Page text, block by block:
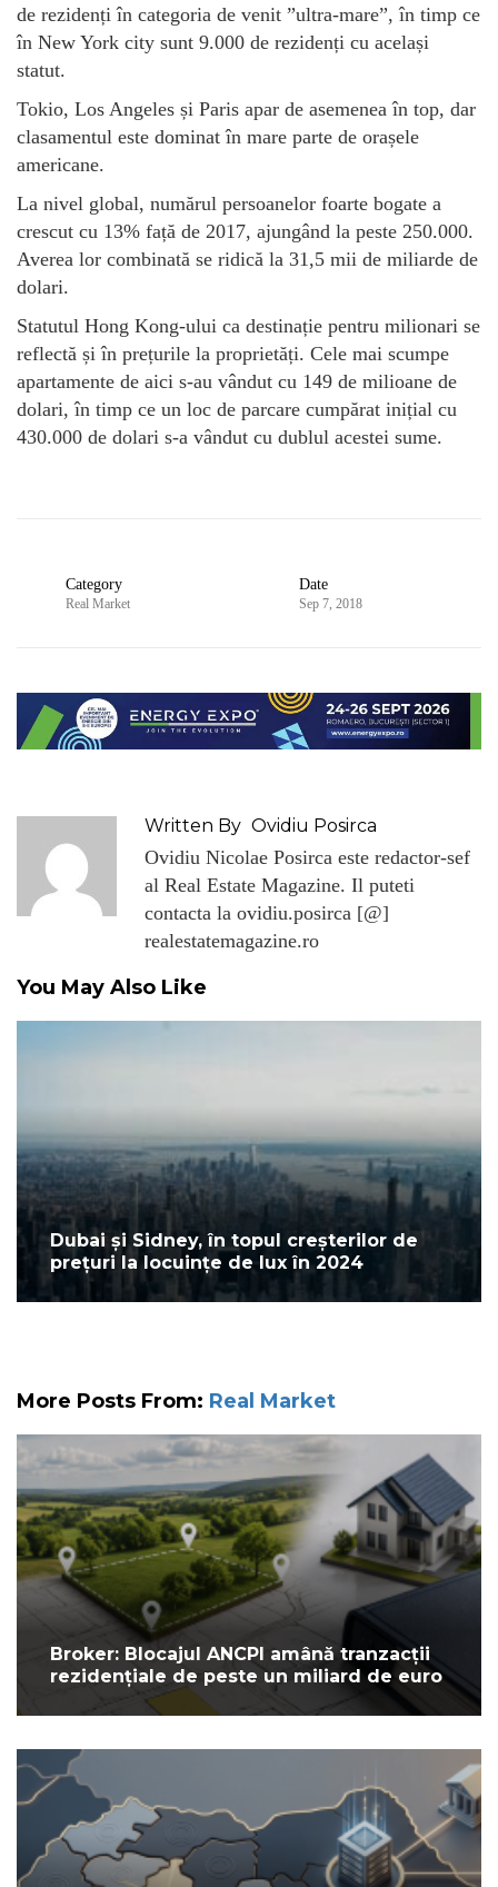
de rezidenți în categoria de venit ”ultra-mare”, în timp ce
în New York city sunt 9.000 de rezidenți cu același
statut.
Tokio, Los Angeles și Paris apar de asemenea în top, dar
clasamentul este dominat în mare parte de orașele
americane.
La nivel global, numărul persoanelor foarte bogate a
crescut cu 13% față de 2017, ajungând la peste 250.000.
Averea lor combinată se ridică la 31,5 mii de miliarde de
dolari.
Statutul Hong Kong-ului ca destinație pentru milionari se
reflectă și în prețurile la proprietăți. Cele mai scumpe
apartamente de aici s-au vândut cu 149 de milioane de
dolari, în timp ce un loc de parcare cumpărat inițial cu
430.000 de dolari s-a vândut cu dublul acestei sume.
Category
Real Market
Date
Sep 7, 2018
Written By Ovidiu Posirca
Ovidiu Nicolae Posirca este redactor-sef
al Real Estate Magazine. Il puteti
contacta la ovidiu.posirca [@]
realestatemagazine.ro
You May Also Like
Dubai și Sidney, în topul creșterilor de
prețuri la locuințe de lux în 2024
More Posts From: Real Market
Broker: Blocajul ANCPI amână tranzacții
rezidențiale de peste un miliard de euro